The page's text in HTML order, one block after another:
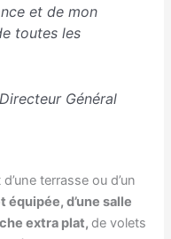
et de mon
toutes les
Général
terrasse ou d’un
d’une salle
extra plat,de volets